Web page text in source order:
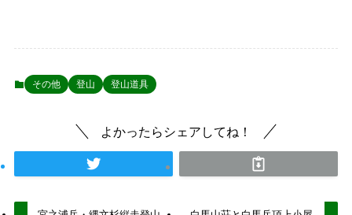
その他 登山 登山道具
よかったらシェアしてね！